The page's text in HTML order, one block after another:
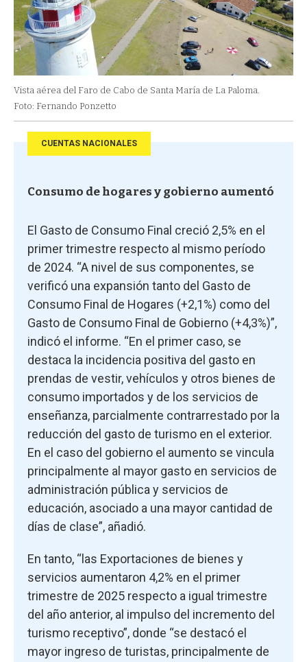
Vista aérea del Faro de Cabo de Santa María de La Paloma.
Foto: Fernando Ponzetto
CUENTAS NACIONALES
Consumo de hogares y gobierno aumentó
El Gasto de Consumo Final creció 2,5% en el
primer trimestre respecto al mismo período
de 2024. “A nivel de sus componentes, se
verificó una expansión tanto del Gasto de
Consumo Final de Hogares (+2,1%) como del
Gasto de Consumo Final de Gobierno (+4,3%)”,
indicó el informe. “En el primer caso, se
destaca la incidencia positiva del gasto en
prendas de vestir, vehículos y otros bienes de
consumo importados y de los servicios de
enseñanza, parcialmente contrarrestado por la
reducción del gasto de turismo en el exterior.
En el caso del gobierno el aumento se vincula
principalmente al mayor gasto en servicios de
administración pública y servicios de
educación, asociado a una mayor cantidad de
días de clase”, añadió.
En tanto, “las Exportaciones de bienes y
servicios aumentaron 4,2% en el primer
trimestre de 2025 respecto a igual trimestre
del año anterior, al impulso del incremento del
turismo receptivo”, donde “se destacó el
mayor ingreso de turistas, principalmente de